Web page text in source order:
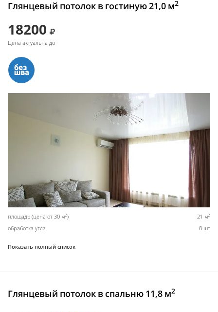
Глянцевый потолок в гостиную 21,0 м2
18200
Цена актуальна до
площадь (цена от 30 м2) 21 м2
обработка угла 8 шт
Показать полный список
Глянцевый потолок в спальню 11,8 м2